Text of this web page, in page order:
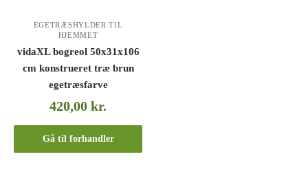
EGETRÆSHYLDER TIL
HJEMMET
vidaXL bogreol 50x31x106
cm konstrueret træ brun
egetræsfarve
420,00kr.
Gå til forhandler